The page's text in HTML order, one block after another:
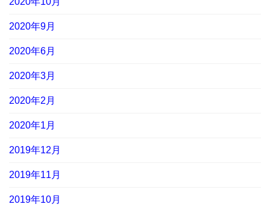
2020年9月
2020年6月
2020年3月
2020年2月
2020年1月
2019年12月
2019年11月
2019年10月